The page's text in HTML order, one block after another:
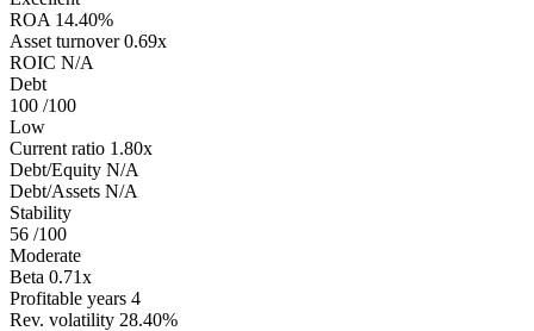
ROA 14.40%
Asset turnover 0.69x
ROIC N/A
Debt
100 /100
Low
Current ratio 1.80x
Debt/Equity N/A
Debt/Assets N/A
Stability
56 /100
Moderate
Beta 0.71x
Profitable years 4
Rev. volatility 28.40%